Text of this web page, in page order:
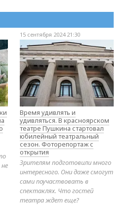
15 сентября 2024 21:30
Время удивлять и
удивляться. В красноярском
театре Пушкина стартовал
юбилейный театральный
сезон. Фоторепортаж с
открытия
Зрителям подготовили много
интересного. Они даже смогут
сами поучаствовать в
спектаклях. Что гостей
театра ждет еще?